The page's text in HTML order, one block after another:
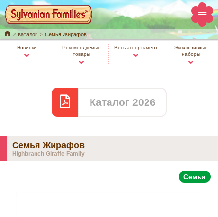
HomeКаталог Семья Жирафов
Новинки
Рекомендуемые
товары
Весь ассортимент
Эксклюзивные
наборы
Каталог 2026
Семья Жирафов
Highbranch Giraffe Family
Семьи